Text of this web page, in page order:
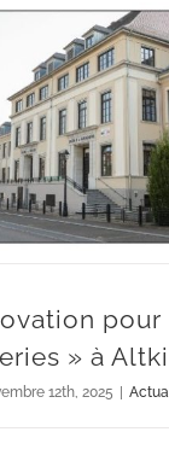
pour
» à
12th, 2025